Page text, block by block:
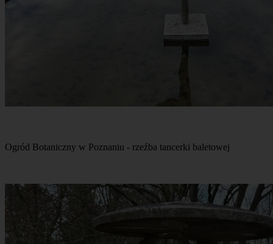
Ogród Botaniczny w Poznaniu - rzeźba tancerki baletowej